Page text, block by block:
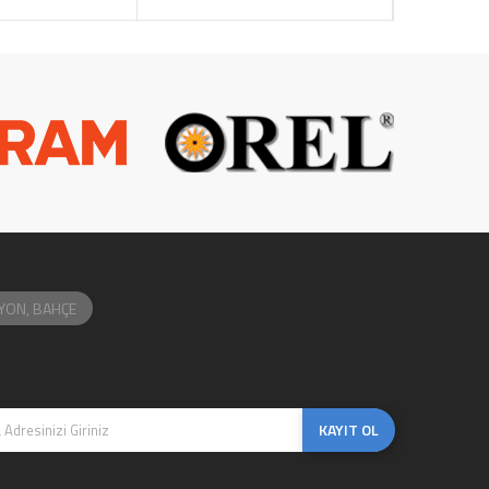
BAHÇE
KAYIT OL